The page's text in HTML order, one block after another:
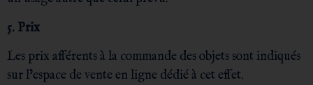
5. Prix
Les prix afférents à la commande des objets sont indiqués
sur l’espace de vente en ligne dédié à cet effet.